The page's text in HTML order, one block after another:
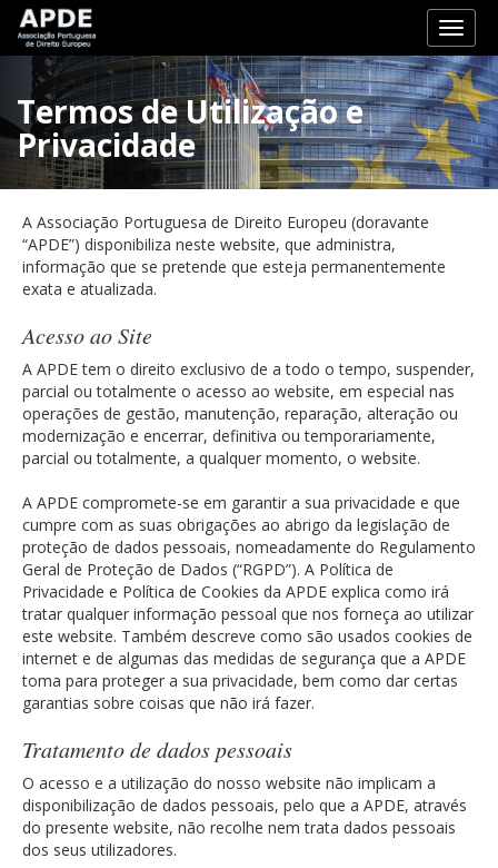
Termos de Utilização e
Privacidade
A Associação Portuguesa de Direito Europeu (doravante
“APDE”) disponibiliza neste website, que administra,
informação que se pretende que esteja permanentemente
exata e atualizada.
Acesso ao Site
A APDE tem o direito exclusivo de a todo o tempo, suspender,
parcial ou totalmente o acesso ao website, em especial nas
operações de gestão, manutenção, reparação, alteração ou
modernização e encerrar, definitiva ou temporariamente,
parcial ou totalmente, a qualquer momento, o website.
A APDE compromete-se em garantir a sua privacidade e que
cumpre com as suas obrigações ao abrigo da legislação de
proteção de dados pessoais, nomeadamente do Regulamento
Geral de Proteção de Dados (“RGPD”). A Política de
Privacidade e Política de Cookies da APDE explica como irá
tratar qualquer informação pessoal que nos forneça ao utilizar
este website. Também descreve como são usados cookies de
internet e de algumas das medidas de segurança que a APDE
toma para proteger a sua privacidade, bem como dar certas
garantias sobre coisas que não irá fazer.
Tratamento de dados pessoais
O acesso e a utilização do nosso website não implicam a
disponibilização de dados pessoais, pelo que a APDE, através
do presente website, não recolhe nem trata dados pessoais
dos seus utilizadores.